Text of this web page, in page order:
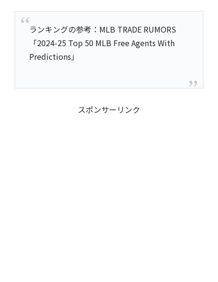
ランキングの参考：MLB TRADE RUMORS
「2024-25 Top 50 MLB Free Agents With
Predictions」
スポンサーリンク